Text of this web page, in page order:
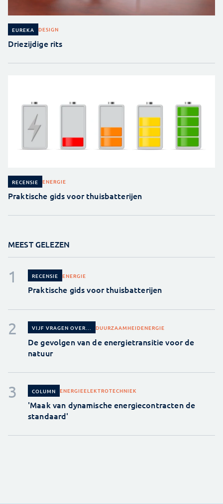
EUREKA DESIGN
Driezijdige rits
RECENSIE ENERGIE
Praktische gids voor thuisbatterijen
MEEST GELEZEN
RECENSIE ENERGIE
Praktische gids voor thuisbatterijen
VIJF VRAGEN OVER... DUURZAAMHEIDENERGIE
De gevolgen van de energietransitie voor de
natuur
COLUMN ENERGIEELEKTROTECHNIEK
'Maak van dynamische energiecontracten de
standaard'